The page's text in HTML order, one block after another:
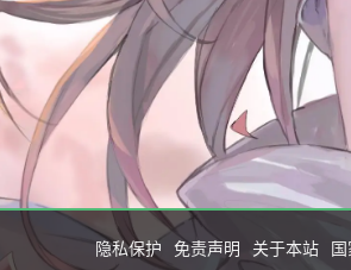
隐私保护 免责声明 关于本站